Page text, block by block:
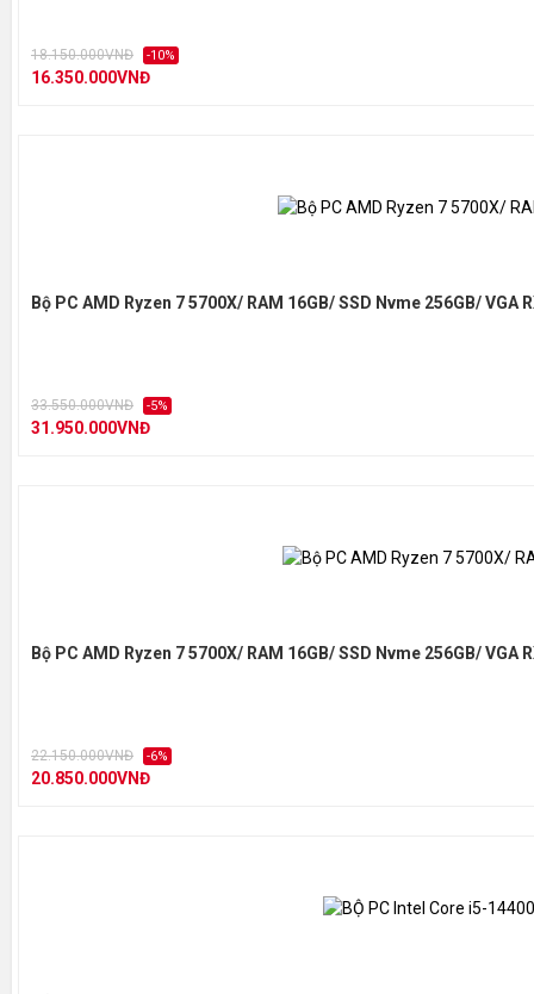
18.150.000VNĐ -10%
16.350.000VNĐ
Bộ PC AMD Ryzen 7 5700X/ RAM 16GB/ SSD Nvme 256GB/ VGA
33.550.000VNĐ -5%
31.950.000VNĐ
Bộ PC AMD Ryzen 7 5700X/ RAM 16GB/ SSD Nvme 256GB/ VGA
22.150.000VNĐ -6%
20.850.000VNĐ